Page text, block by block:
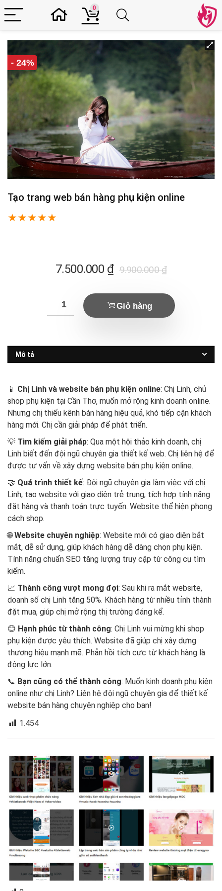
0
- 24%
Tạo trang web bán hàng phụ kiện online
★★★★★
9.900.000₫
Giá
là:
9.900.000 ₫.
7.500.000 ₫
Giỏ hàng
Mô tả
📱 Chị Linh và website bán phụ kiện online: Chị Linh, chủ
shop phụ kiện tại Cần Thơ, muốn mở rộng kinh doanh online.
Nhưng chị thiếu kênh bán hàng hiệu quả, khó tiếp cận khách
hàng mới. Chị cần giải pháp để phát triển.
💡 Tìm kiếm giải pháp: Qua một hội thảo kinh doanh, chị
Linh biết đến đội ngũ chuyên gia thiết kế web. Chị liên hệ để
được tư vấn về xây dựng website bán phụ kiện online.
🤝 Quá trình thiết kế: Đội ngũ chuyên gia làm việc với chị
Linh, tạo website với giao diện trẻ trung, tích hợp tính năng
đặt hàng và thanh toán trực tuyến. Website thể hiện phong
cách shop.
🌐Website chuyên nghiệp: Website mới có giao diện bắt
mắt, dễ sử dụng, giúp khách hàng dễ dàng chọn phụ kiện.
Tính năng chuẩn SEO tăng lượng truy cập từ công cụ tìm
kiếm.
📈 Thành công vượt mong đợi: Sau khi ra mắt website,
doanh số chị Linh tăng 50%. Khách hàng từ nhiều tỉnh thành
đặt mua, giúp chị mở rộng thị trường đáng kể.
😊 Hạnh phúc từ thành công: Chị Linh vui mừng khi shop
phụ kiện được yêu thích. Website đã giúp chị xây dựng
thương hiệu mạnh mẽ. Phản hồi tích cực từ khách hàng là
động lực lớn.
📞 Bạn cũng có thể thành công: Muốn kinh doanh phụ kiện
online như chị Linh? Liên hệ đội ngũ chuyên gia để thiết kế
website bán hàng chuyên nghiệp cho bạn!
1.454